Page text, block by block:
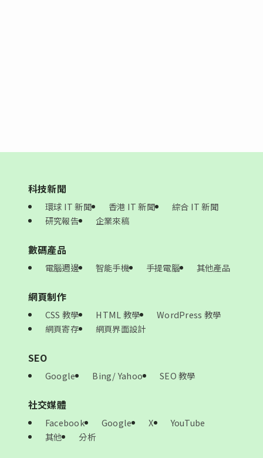
科技新聞
環球 IT 新聞 香港 IT 新聞
綜合 IT 新聞
研究報告
企業來稿
數碼產品
電腦週邊 智能手機 手提電腦 其他產品
網頁制作
CSS 教學 HTML 教學
WordPress 教學
網頁寄存
網頁界面設計
SEO
Google Bing/ Yahoo SEO 教學
社交媒體
Facebook Google X
YouTube
其他
分析